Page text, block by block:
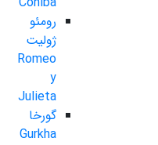
رومئو
ژولیت
Romeo
y
Julieta
گورخا
Gurkha